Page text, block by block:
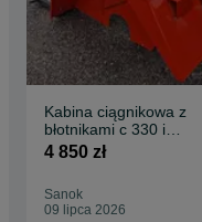
Kabina ciągnikowa z
błotnikami c 330 i
c360 p
4 850 zł
Sanok
09 lipca 2026